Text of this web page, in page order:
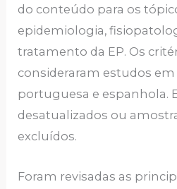
do conteúdo para os
epidemiologia,
tratamento da EP. Os
consideraram estudos
portuguesa e espanhola.
desatualizados ou
excluídos.
Foram revisadas as